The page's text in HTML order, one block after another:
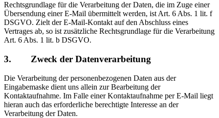
Rechtsgrundlage für die Verarbeitung der Daten, die im Zuge einer
Übersendung einer E-Mail übermittelt werden, ist Art. 6 Abs. 1 lit. f
DSGVO. Zielt der E-Mail-Kontakt auf den Abschluss eines
Vertrages ab, so ist zusätzliche Rechtsgrundlage für die Verarbeitung
Art. 6 Abs. 1 lit. b DSGVO.
3. Zweck der Datenverarbeitung
Die Verarbeitung der personenbezogenen Daten aus der
Eingabemaske dient uns allein zur Bearbeitung der
Kontaktaufnahme. Im Falle einer Kontaktaufnahme per E-Mail liegt
hieran auch das erforderliche berechtigte Interesse an der
Verarbeitung der Daten.